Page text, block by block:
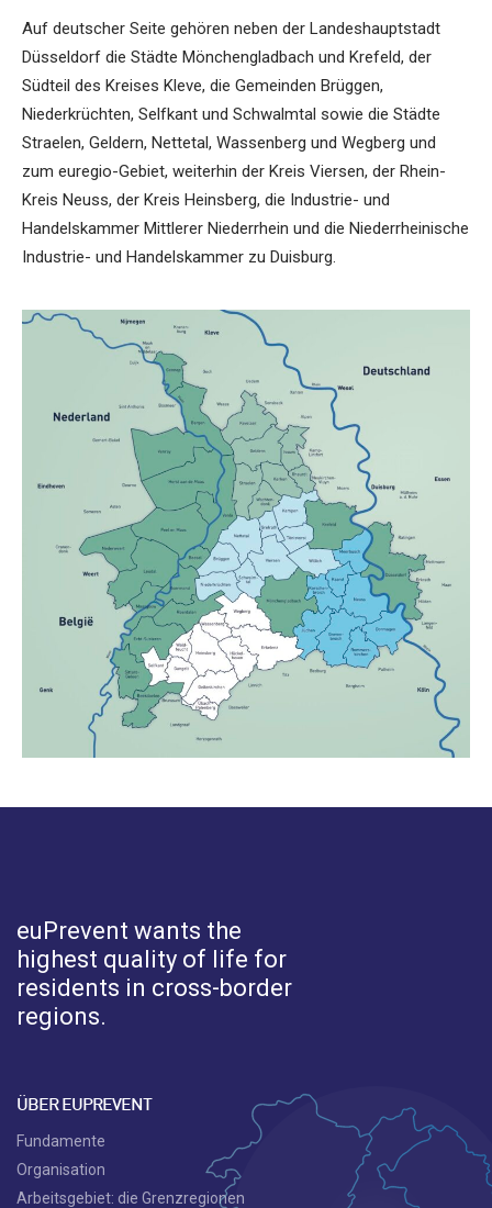
Auf deutscher Seite gehören neben der Landeshauptstadt
Düsseldorf die Städte Mönchengladbach und Krefeld, der
Südteil des Kreises Kleve, die Gemeinden Brüggen,
Niederkrüchten, Selfkant und Schwalmtal sowie die Städte
Straelen, Geldern, Nettetal, Wassenberg und Wegberg und
zum euregio-Gebiet, weiterhin der Kreis Viersen, der Rhein-
Kreis Neuss, der Kreis Heinsberg, die Industrie- und
Handelskammer Mittlerer Niederrhein und die Niederrheinische
Industrie- und Handelskammer zu Duisburg.
euPrevent wants the
highest quality of life for
residents in cross-border
regions.
ÜBER EUPREVENT
Fundamente
Organisation
Arbeitsgebiet: die Grenzregionen